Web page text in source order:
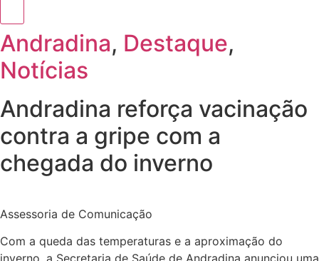
Andradina, Destaque,
Notícias
​Andradina reforça vacinação
contra a gripe com a
chegada do inverno
Assessoria de Comunicação
Com a queda das temperaturas e a aproximação do